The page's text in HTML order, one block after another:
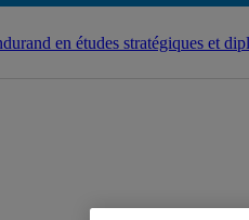
en études stratégiques et